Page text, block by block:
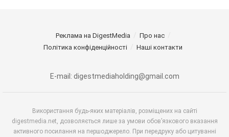
Реклама на DigestMedia
Про нас
Політика конфіденційності
Наші контакти
E-mail: digestmediaholding@gmail.com
Використання будь-яких матеріалів, розміщених на сайті
digestmedia.net, дозволяється лише за умови обов’язкового вказання
активного посилання на першоджерело. При передруку або цитуванні